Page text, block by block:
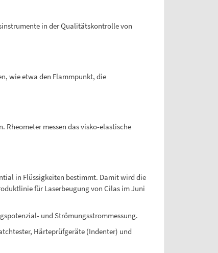
in der Qualitätskontrolle von
wie etwa den Flammpunkt, die
messen das visko-elastische
in Flüssigkeiten bestimmt. Damit wird die
für Laserbeugung von Cilas im Juni
und Strömungsstrommessung.
Härteprüfgeräte (Indenter) und